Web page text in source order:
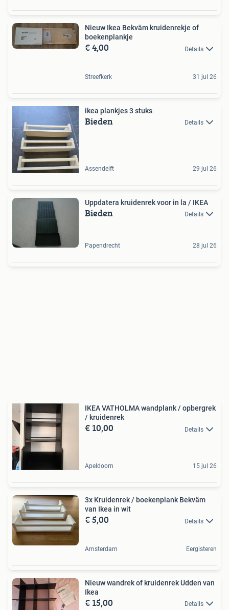
Nieuw Ikea Bekväm kruidenrekje of
boekenplankje
€ 4,00 Details
Streefkerk 31 jul 26
ikea plankjes 3 stuks
Bieden Details
Assendelft 29 jul 26
Uppdatera kruidenrek voor in la / IKEA
Bieden Details
Papendrecht 28 jul 26
IKEA VATHOLMA wandplank / opbergrek
/ kruidenrek
€ 10,00 Details
Apeldoorn 15 jul 26
3x Kruidenrek / boekenplank Bekväm
van Ikea in wit
€ 5,00 Details
Amsterdam Eergisteren
Nieuw wandrek of kruidenrek Udden van
Ikea
€ 15,00 Details